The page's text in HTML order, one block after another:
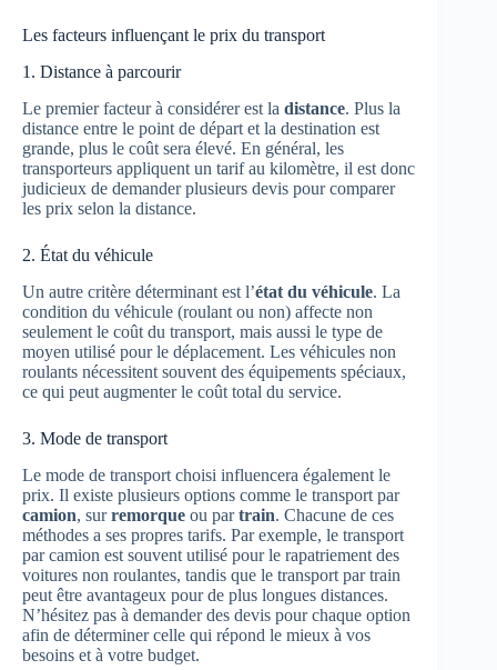
Les facteurs influençant le prix du transport
1. Distance à parcourir
Le premier facteur à considérer est la distance. Plus la
distance entre le point de départ et la destination est
grande, plus le coût sera élevé. En général, les
transporteurs appliquent un tarif au kilomètre, il est donc
judicieux de demander plusieurs devis pour comparer
les prix selon la distance.
2. État du véhicule
Un autre critère déterminant est l’état du véhicule. La
condition du véhicule (roulant ou non) affecte non
seulement le coût du transport, mais aussi le type de
moyen utilisé pour le déplacement. Les véhicules non
roulants nécessitent souvent des équipements spéciaux,
ce qui peut augmenter le coût total du service.
3. Mode de transport
Le mode de transport choisi influencera également le
prix. Il existe plusieurs options comme le transport par
camion, surremorque ou partrain. Chacune de ces
méthodes a ses propres tarifs. Par exemple, le transport
par camion est souvent utilisé pour le rapatriement des
voitures non roulantes, tandis que le transport par train
peut être avantageux pour de plus longues distances.
N’hésitez pas à demander des devis pour chaque option
afin de déterminer celle qui répond le mieux à vos
besoins et à votre budget.